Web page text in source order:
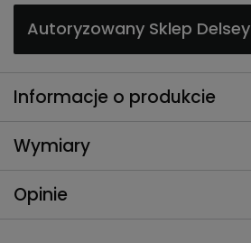
Autoryzowany Sklep Delsey
Informacje o produkcie
Wymiary
Opinie